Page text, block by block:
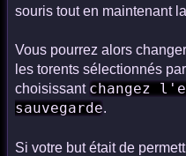
souris tout en maintenant
Vous pourrez alors
les torents sélectionnés
choisissant changez
sauvegarde.
Si votre but était de